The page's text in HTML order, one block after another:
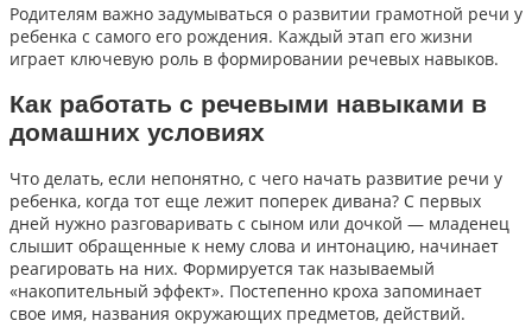
Родителям важно задумываться о развитии грамотной речи у
ребенка с самого его рождения. Каждый этап его жизни
играет ключевую роль в формировании речевых навыков.
Как работать с речевыми навыками в
домашних условиях
Что делать, если непонятно, с чего начать развитие речи у
ребенка, когда тот еще лежит поперек дивана? С первых
дней нужно разговаривать с сыном или дочкой — младенец
слышит обращенные к нему слова и интонацию, начинает
реагировать на них. Формируется так называемый
«накопительный эффект». Постепенно кроха запоминает
свое имя, названия окружающих предметов, действий.